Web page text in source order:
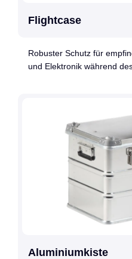
Flightcase
Robuster Schutz für
und Elektronik während
Aluminiumkiste